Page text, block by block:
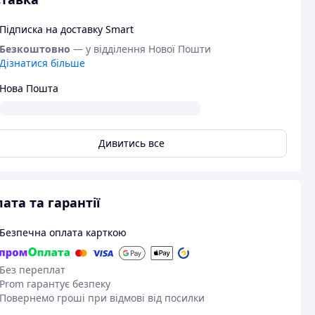
на доставку Smart
— у відділення Нової Пошти
більше
Пошта
Дивитись все
та гарантії
оплата карткою
переплат
гарантує безпеку
гроші при відмові від посилки